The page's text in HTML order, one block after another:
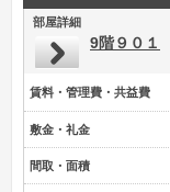
部屋詳細
9階９０１
賃料・管理費・共益費
敷金・礼金
間取・面積